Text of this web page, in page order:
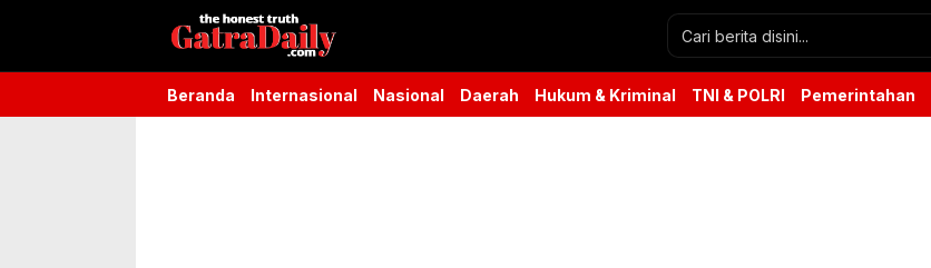
Gatra Daily
the honest truth
Beranda Internasional Nasional Daerah Hukum & Kriminal TNI & POLRI Pemerintahan